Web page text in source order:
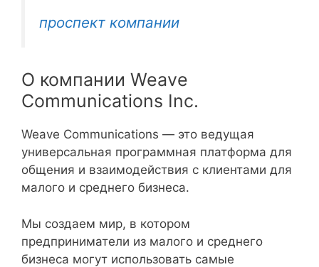
проспект компании
О компании Weave
Communications Inc.
Weave Communications — это ведущая
универсальная программная платформа для
общения и взаимодействия с клиентами для
малого и среднего бизнеса.
Мы создаем мир, в котором
предприниматели из малого и среднего
бизнеса могут использовать самые